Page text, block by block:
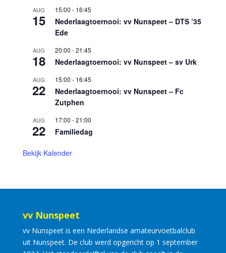
AUG
15
15:00 - 16:45
Nederlaagtoernooi: vv Nunspeet – DTS ’35
Ede
AUG
18
20:00 -21:45
Nederlaagtoernooi: vv Nunspeet – sv Urk
AUG
22
15:00 - 16:45
Nederlaagtoernooi: vv Nunspeet – Fc
Zutphen
AUG
22
17:00 -21:00
Familiedag
Bekijk Kalender
vv Nunspeet
vv Nunspeet is een Nederlandse amateurvoetbalclub
uit Nunspeet. De club werd opgericht op 1 september